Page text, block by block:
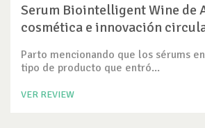
Serum Biointelligent Wine de
cosmética e innovación
Parto mencionando que los sérums
tipo de producto que entró...
VER REVIEW